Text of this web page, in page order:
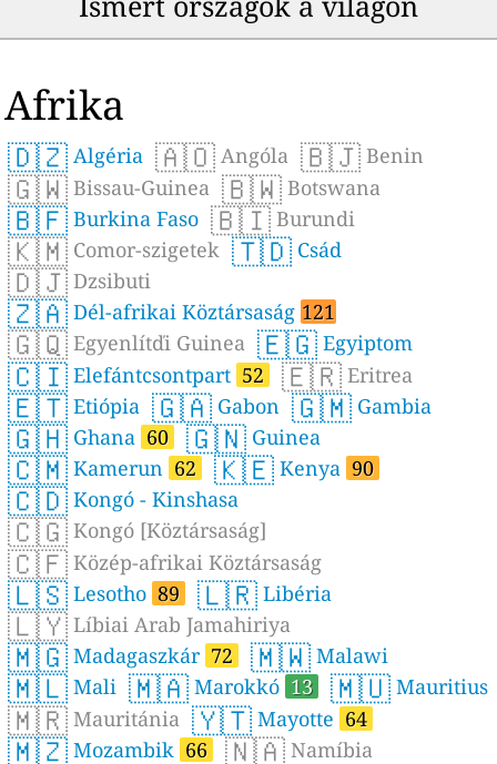
Afrika
🇩🇿 Algéria 🇦🇴 Angóla 🇧🇯 Benin
🇬🇼 Bissau-Guinea 🇧🇼 Botswana
🇧🇫 Burkina Faso 🇧🇮 Burundi
🇰🇲 Comor-szigetek 🇹🇩 Csád
🇩🇯 Dzsibuti
🇿🇦 Dél-afrikai Köztársaság 121
🇬🇶 Egyenlítďi Guinea 🇪🇬 Egyiptom
🇨🇮 Elefántcsontpart 52 🇪🇷 Eritrea
🇪🇹 Etiópia 🇬🇦 Gabon 🇬🇲 Gambia
🇬🇭 Ghana 60 🇬🇳 Guinea
🇨🇲 Kamerun 62 🇰🇪 Kenya 90
🇨🇩 Kongó - Kinshasa
🇨🇬 Kongó [Köztársaság]
🇨🇫 Közép-afrikai Köztársaság
🇱🇸 Lesotho 89 🇱🇷 Libéria
🇱🇾 Líbiai Arab Jamahiriya
🇲🇬 Madagaszkár 72 🇲🇼 Malawi
🇲🇱 Mali 🇲🇦 Marokkó 13 🇲🇺 Mauritius
🇲🇷 Mauritánia 🇾🇹 Mayotte 64
🇲🇿 Mozambik 66 🇳🇦 Namíbia